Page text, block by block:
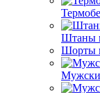
Штаны
Шорты